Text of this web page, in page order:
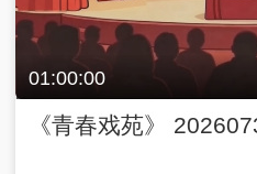
01:00:00
《青春戏苑》